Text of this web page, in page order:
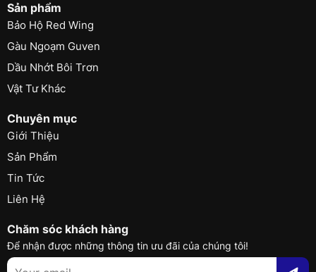
Sản phẩm
Bảo Hộ Red Wing
Gàu Ngoạm Guven
Dầu Nhớt Bôi Trơn
Vật Tư Khác
Chuyên mục
Giới Thiệu
Sản Phẩm
Tin Tức
Liên Hệ
Chăm sóc khách hàng
Để nhận được những thông tin ưu đãi của chúng tôi!